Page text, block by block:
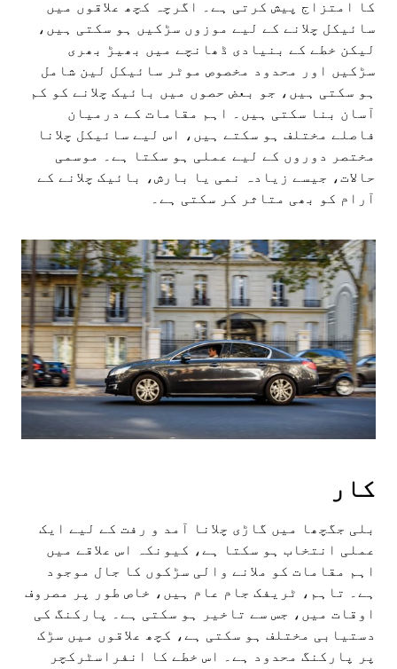
کا امتزاج پیش کرتی ہے۔ اگرچہ کچھ علاقوں میں
سائیکل چلانے کے لیے موزوں سڑکیں ہو سکتی ہیں،
لیکن خطے کے بنیادی ڈھانچے میں بھیڑ بھری
سڑکیں اور محدود مخصوص موٹر سائیکل لین شامل
ہو سکتی ہیں، جو بعض حصوں میں بائیک چلانے کو کم
آسان بنا سکتی ہیں۔ اہم مقامات کے درمیان
فاصلے مختلف ہو سکتے ہیں، اس لیے سائیکل چلانا
مختصر دوروں کے لیے عملی ہو سکتا ہے۔ موسمی
حالات، جیسے زیادہ نمی یا بارش، بائیک چلانے کے
آرام کو بھی متاثر کر سکتی ہے۔
کار
بلی جگچھا میں گاڑی چلانا آمد و رفت کے لیے ایک
عملی انتخاب ہو سکتا ہے، کیونکہ اس علاقے میں
اہم مقامات کو ملانے والی سڑکوں کا جال موجود
ہے۔ تاہم، ٹریفک جام عام ہیں، خاص طور پر مصروف
اوقات میں، جس سے تاخیر ہو سکتی ہے۔ پارکنگ کی
دستیابی مختلف ہو سکتی ہے، کچھ علاقوں میں سڑک
پر پارکنگ محدود ہے۔ اس خطے کا انفراسٹرکچر